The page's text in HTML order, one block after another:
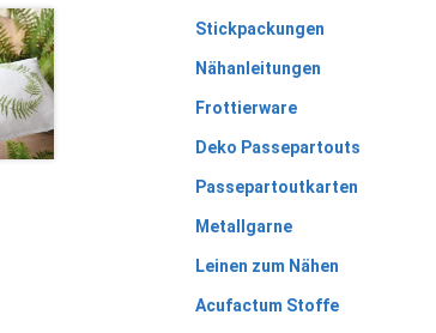
Stickpackungen
Nähanleitungen
Frottierware
Deko Passepartouts
Passepartoutkarten
Metallgarne
Leinen zum Nähen
Acufactum Stoffe